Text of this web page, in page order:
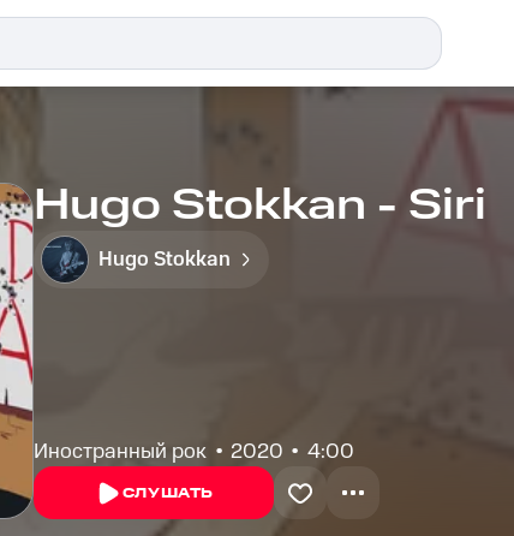
Hugo Stokkan - Siri
Hugo Stokkan
Иностранный рок 2020 4:00
СЛУШАТЬ